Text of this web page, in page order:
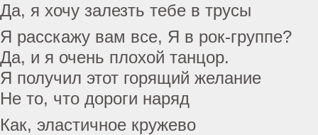
Да, я хочу залезть тебе в трусы
Я расскажу вам все, Я в рок-группе?
Да, и я очень плохой танцор.
Я получил этот горящий желание
Не то, что дороги наряд
Как, эластичное кружево